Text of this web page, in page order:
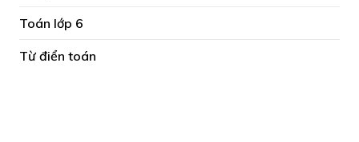
Toán lớp 6
Từ điển toán